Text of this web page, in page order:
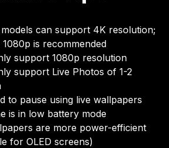
can support 4K resolution;
is recommended
support 1080p resolution
support Live Photos of 1-2
to pause using live wallpapers
is in low battery mode
are more power-efficient
for OLED screens)